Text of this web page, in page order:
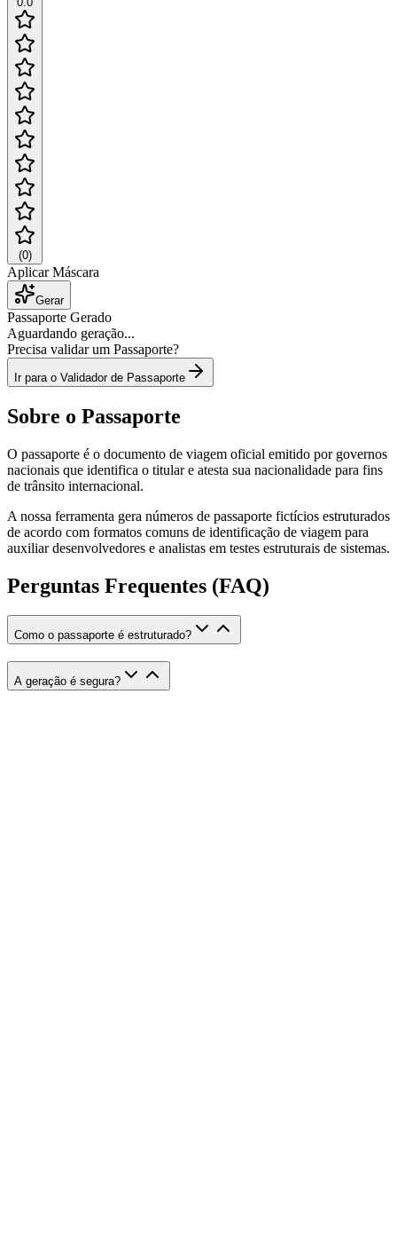
(0)
Aplicar Máscara
Gerar
Passaporte Gerado
Aguardando geração...
Precisa validar um Passaporte?
Ir para o Validador de Passaporte
Sobre o Passaporte
O passaporte é o documento de viagem oficial emitido por governos
nacionais que identifica o titular e atesta sua nacionalidade para fins
de trânsito internacional.
A nossa ferramenta gera números de passaporte fictícios estruturados
de acordo com formatos comuns de identificação de viagem para
auxiliar desenvolvedores e analistas em testes estruturais de sistemas.
Perguntas Frequentes (FAQ)
Como o passaporte é estruturado?
A geração é segura?